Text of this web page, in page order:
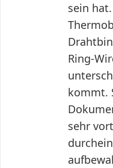
sein
Ring-
kommt.
sehr